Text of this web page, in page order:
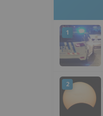
1
2